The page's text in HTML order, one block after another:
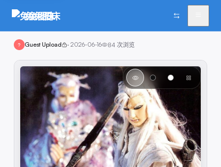
兔兔图床
? Guest Upload · 2026-06-16 84 次浏览